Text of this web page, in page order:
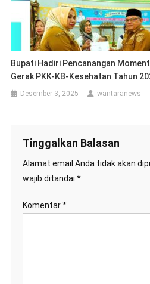
Bupati Hadiri Pencanangan
Gerak PKK-KB-Kesehatan Tahun
Desember 3, 2025 wantaranews
Tinggalkan Balasan
Alamat email Anda tidak akan
wajib ditandai *
Komentar*